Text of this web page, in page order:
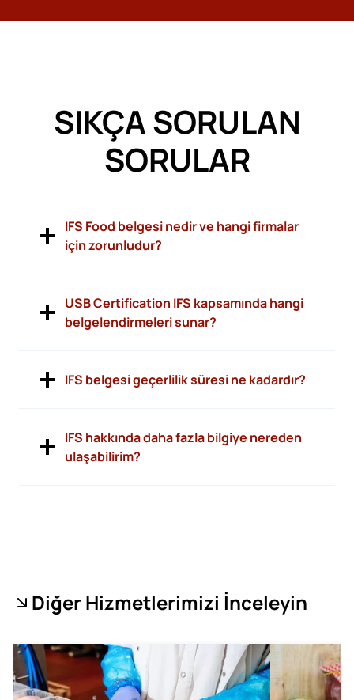
SIKÇA SORULAN
SORULAR
IFS Food belgesi nedir ve hangi firmalar
için zorunludur?
USB Certification IFS kapsamında hangi
belgelendirmeleri sunar?
IFS belgesi geçerlilik süresi ne kadardır?
IFS hakkında daha fazla bilgiye nereden
ulaşabilirim?
Diğer Hizmetlerimizi İnceleyin